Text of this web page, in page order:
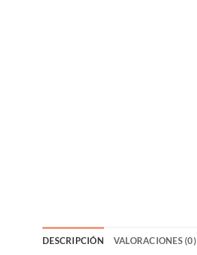
DESCRIPCIÓN VALORACIONES (0)